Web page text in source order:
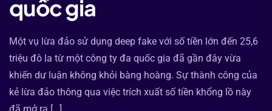
quốc gia
Một vụ lừa đảo sử dụng deep fake với số tiền lớn đến 25,6
triệu đô la từ một công ty đa quốc gia đã gần đây vừa
khiến dư luận không khỏi bàng hoàng. Sự thành công của
kẻ lừa đảo thông qua việc trích xuất số tiền khổng lồ này